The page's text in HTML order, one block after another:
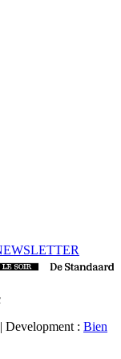
Development : Bien